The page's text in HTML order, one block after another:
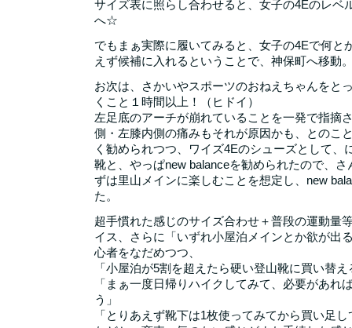
サイズ表に照らし合わせると、女子の4Eのレベ
へ☆
でもまぁ実際に履いてみると、女子の4Eで何と
えず候補に入れるということで、神保町へ移動
お次は、さかいやスポーツのおねえちゃんをと
くこと１時間以上！（ヒドイ）
左足底のアーチが崩れていることを一発で指摘
側・左膝内側の痛みもそれが原因かも、とのこ
く勧められつつ、ワイズ4Eのシューズとして、
靴と、やっぱnew balanceを勧められたので、
ずは里山メインに楽しむことを想定し、new
た。
超手慣れた感じのサイズ合わせ＋普段の運動量
イス、さらに「いずれ小屋泊メインとか欲が出
心者をなだめつつ、
「小屋泊が5割を超えたら硬い登山靴に買い替
「まぁ一度日帰りハイクしてみて、必要があれ
う」
「とりあえず靴下は1枚使ってみてから買い足